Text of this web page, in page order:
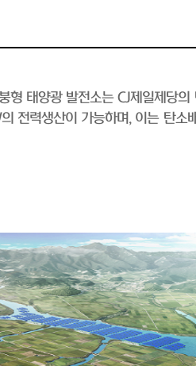
형 태양광 발전소는 CJ제일제당
전력생산이 가능하며, 이는 탄소